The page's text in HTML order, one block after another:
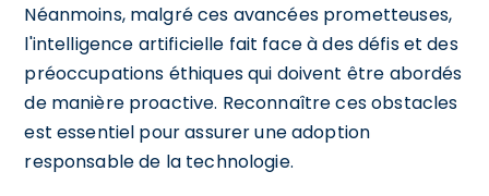
Néanmoins, malgré ces avancées prometteuses,
l'intelligence artificielle fait face à des défis et des
préoccupations éthiques qui doivent être abordés
de manière proactive. Reconnaître ces obstacles
est essentiel pour assurer une adoption
responsable de la technologie.